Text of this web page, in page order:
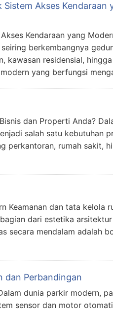
Akses Kendaraan
Kendaraan yang
berkembangnya
kawasan residensial,
yang berfungsi
dan Properti Anda?
salah satu kebutuhan
perkantoran, rumah sakit,
Keamanan dan tata kelola
dari estetika
secara mendalam adalah
dan Perbandingan
dunia parkir modern,
sensor dan motor